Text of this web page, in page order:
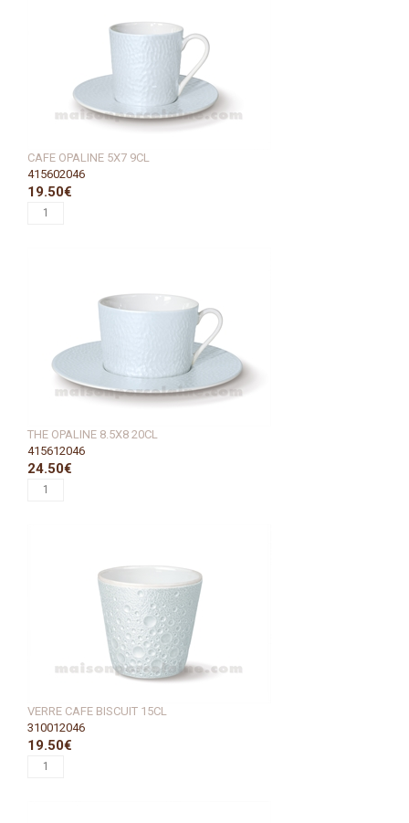
CAFE OPALINE 5X7 9CL
415602046
19.50€
THE OPALINE 8.5X8 20CL
415612046
24.50€
VERRE CAFE BISCUIT 15CL
310012046
19.50€